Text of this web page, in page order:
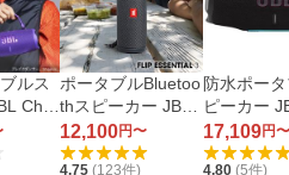
ルス
Char
ポータブルBluetoo
thスピーカー JBL
Flip Essential 3 JB
LFLIPES3 Gun Me
12,100円〜
4.75 (123件)
防水ポー
ピーカー
ge 6
6BLKO
17,109円〜
4.80 (5件)